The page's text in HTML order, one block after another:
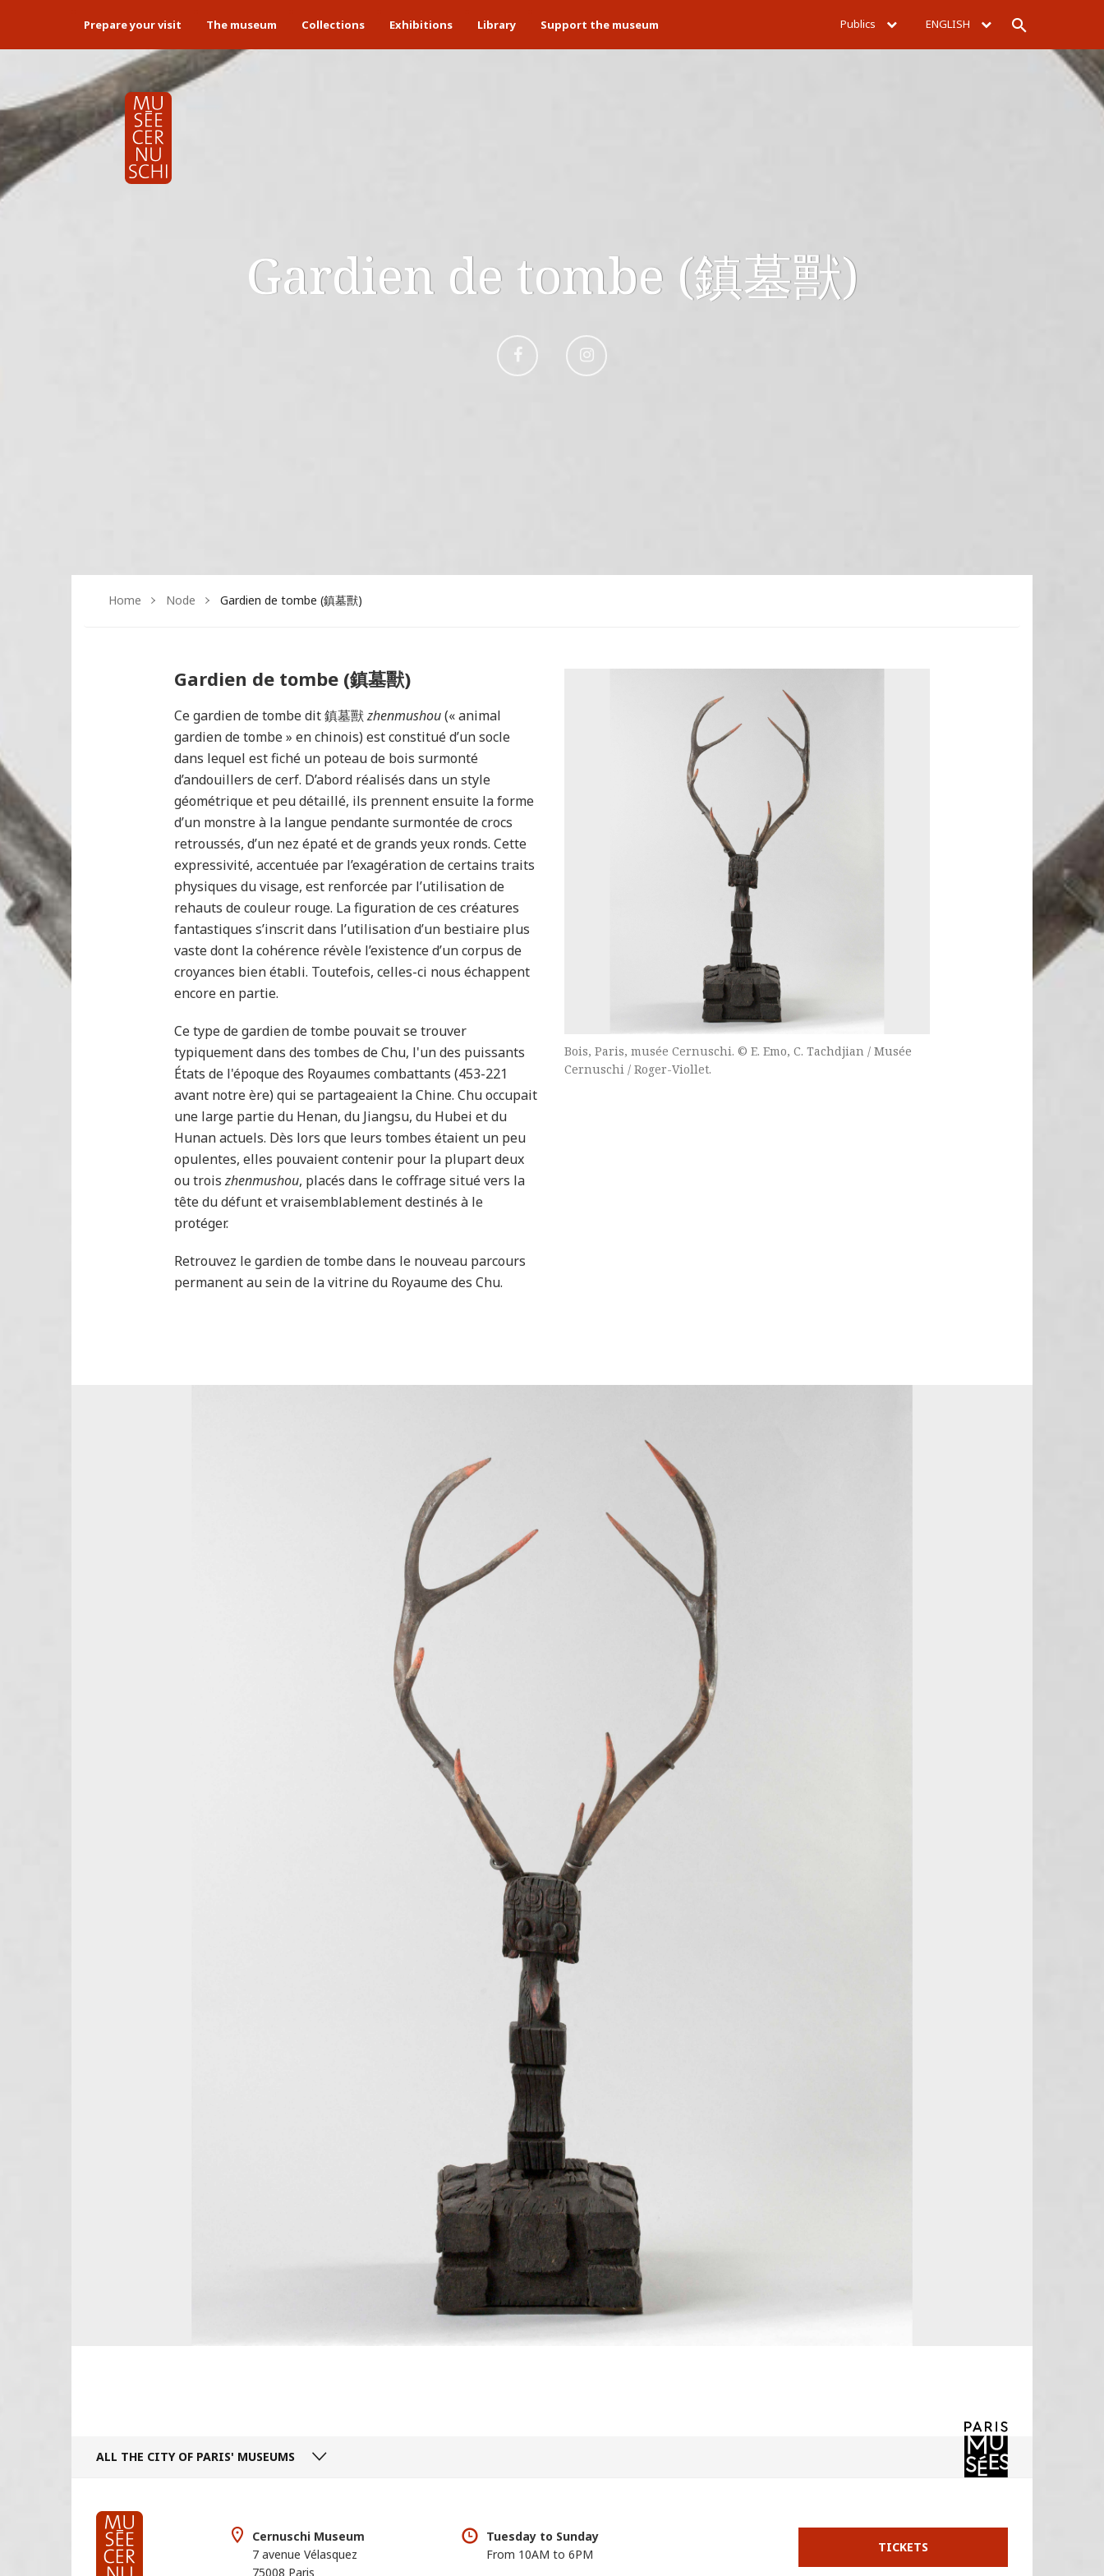
Prepare your visit The museum Collections Exhibitions Library Support the museum Publics ENGLISH Rechercher
Gardien de tombe (鎮墓獸)
Aller
Aller
Home Node Gardien de tombe (鎮墓獸)
Gardien de tombe (鎮墓獸)
Ce gardien de tombe dit 鎮墓獸zhenmushou(« animal
gardien de tombe » en chinois) est constitué d’un socle
dans lequel est fiché un poteau de bois surmonté
d’andouillers de cerf. D’abord réalisés dans un style
géométrique et peu détaillé, ils prennent ensuite la forme
d’un monstre à la langue pendantesurmontée de crocs
retroussés, d’un nez épaté et de grands yeux ronds. Cette
expressivité, accentuée par l’exagération de certains traits
physiques du visage, est renforcée par l’utilisation de
rehauts de couleur rouge. La figuration de ces créatures
fantastiques s’inscrit dans l’utilisationd’un bestiaire plus
vaste dont la cohérence révèle l’existenced’un corpus de
croyances bien établi. Toutefois, celles-ci nous échappent
encore en partie.
Ce type de gardien de tombe pouvait setrouver
typiquement dans des tombes de Chu, l'un des puissants
États de l'époque des Royaumes combattants (453-221
avant notre ère) qui se partageaient la Chine. Chu occupait
une large partie du Henan, du Jiangsu, du Hubei et du
Hunan actuels. Dès lors que leurs tombes étaient un peu
opulentes, elles pouvaient contenir pour la plupart deux
ou troiszhenmushou, placés dans le coffrage situé vers la
tête du défunt et vraisemblablement destinés à le
protéger.
Retrouvez le gardien de tombe dans le nouveau parcours
permanent au sein de la vitrine du Royaume des Chu.
Bois, Paris, musée Cernuschi. © E. Emo, C. Tachdjian / Musée
Cernuschi / Roger-Viollet.
ALL THE CITY OF PARIS' MUSEUMS
Cernuschi Museum
7 avenue Vélasquez
75008 Paris
Tuesday to Sunday
From 10AM to 6PM
TICKETS